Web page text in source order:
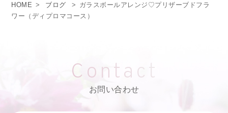
HOME > ブログ > ガラスボールアレンジ♡プリザーブドフラ
ワー（ディプロマコース）
Contact
お問い合わせ